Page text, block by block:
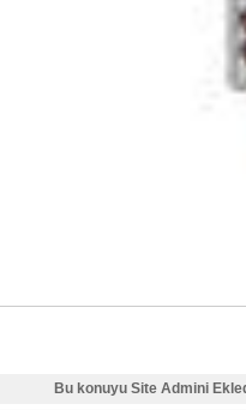
Bu konuyu Site Admini